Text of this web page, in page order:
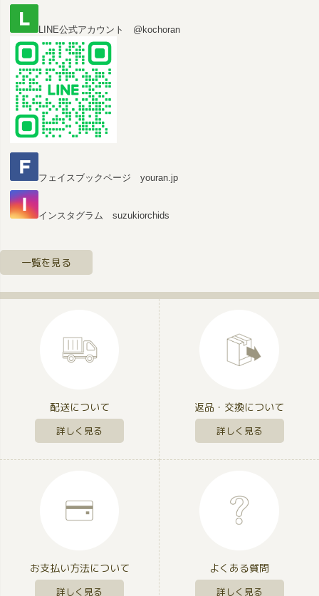
LINE公式アカウント @kochoran
フェイスブックページ youran.jp
インスタグラム suzukiorchids
一覧を見る
配送について
詳しく見る
返品・交換について
詳しく見る
お支払い方法について
詳しく見る
よくある質問
詳しく見る